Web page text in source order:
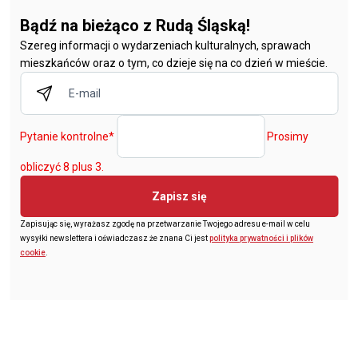
Bądź na bieżąco z Rudą Śląską!
Szereg informacji o wydarzeniach kulturalnych, sprawach
mieszkańców oraz o tym, co dzieje się na co dzień w mieście.
Pytanie kontrolne* Prosimy
obliczyć 8 plus 3.
Zapisz się
Zapisując się, wyrażasz zgodę na przetwarzanie Twojego adresu e-mail w celu
wysyłki newslettera i oświadczasz że znana Ci jestpolityka prywatności i plików
cookie